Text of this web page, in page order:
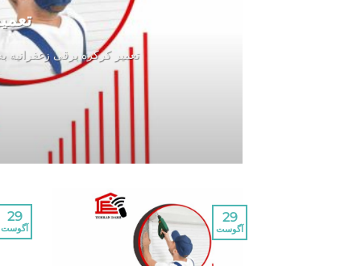
تعمیر کرکره برقی زعفرانیه
29
آگوست
29
آگوست